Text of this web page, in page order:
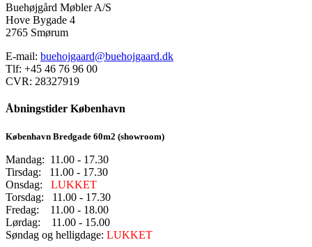
Buehøjgård Møbler A/S
Hove Bygade 4
2765 Smørum
E-mail: buehojgaard@buehojgaard.dk
Tlf: +45 46 76 96 00
CVR: 28327919
Åbningstider København
København Bredgade 60m2 (showroom)
Mandag: 11.00 - 17.30
Tirsdag: 11.00 - 17.30
Onsdag: LUKKET
Torsdag: 11.00 - 17.30
Fredag: 11.00 - 18.00
Lørdag: 11.00 - 15.00
Søndag og helligdage: LUKKET